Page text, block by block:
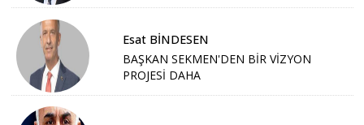
Esat BİNDESEN
BAŞKAN SEKMEN'DEN BİR VİZYON
PROJESİ DAHA